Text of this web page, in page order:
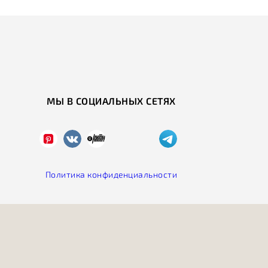
МЫ В СОЦИАЛЬНЫХ СЕТЯХ
Политика конфиденциальности